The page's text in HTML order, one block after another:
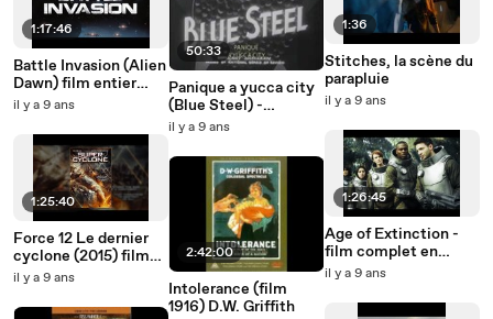
1:17:46
Battle Invasion (Alien
Dawn) film entier
2012
il y a 9 ans
1:25:40
Force 12 Le dernier
cyclone (2015) film
science fiction
il y a 9 ans
50:33
Panique a yucca city
(Blue Steel) -
Complete movie -
titré
il y a 9 ans
2:42:00
Intolerance (film
1916) D.W. Griffith
1:36
Stitches, la scène du
parapluie
il y a 9 ans
1:26:45
Age of Extinction -
film complet en
francais 2016
fiction
il y a 9 ans